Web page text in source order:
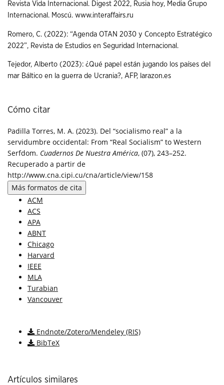
Revista Vida Internacional. Digest 2022, Rusia hoy, Media Grupo
Internacional. Moscú. www.interaffairs.ru
Romero, C. (2022): “Agenda OTAN 2030 y Concepto Estratégico
2022”, Revista de Estudios en Seguridad Internacional.
Tejedor, Alberto (2023): ¿Qué papel están jugando los países del
mar Báltico en la guerra de Ucrania?, AFP, larazon.es
Cómo citar
Padilla Torres, M. A. (2023). Del “socialismo real” a la
servidumbre occidental: From “Real Socialism” to Western
Serfdom. Cuadernos De Nuestra América, (07), 243–252.
Recuperado a partir de
http://www.cna.cipi.cu/cna/article/view/158
Más formatos de cita
ACM
ACS
APA
ABNT
Chicago
Harvard
IEEE
MLA
Turabian
Vancouver
Endnote/Zotero/Mendeley (RIS)
BibTeX
Artículos similares